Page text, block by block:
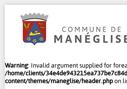
Warning: Invalid argument supplied for
/home/clients/
content/themes/maneglise/header.phpon